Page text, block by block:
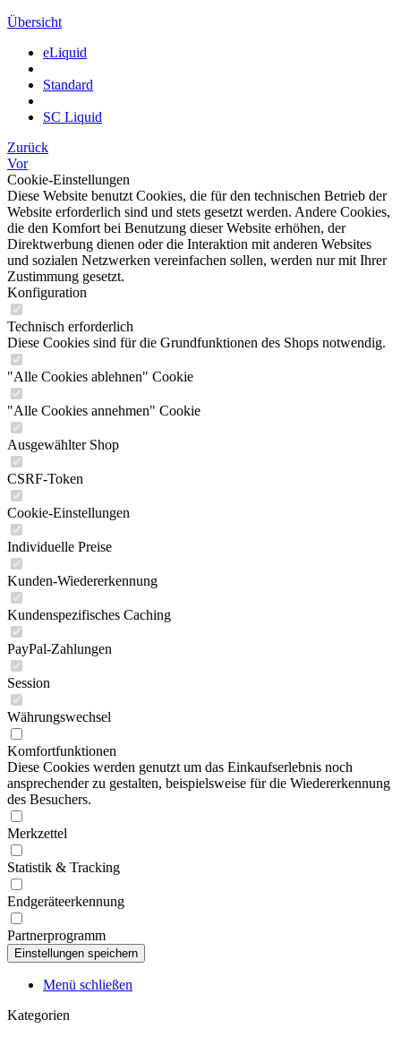
Übersicht
eLiquid
Standard
SC Liquid
Zurück
Vor
Cookie-Einstellungen
Diese Website benutzt Cookies, die für den technischen Betrieb der
Website erforderlich sind und stets gesetzt werden. Andere Cookies,
die den Komfort bei Benutzung dieser Website erhöhen, der
Direktwerbung dienen oder die Interaktion mit anderen Websites
und sozialen Netzwerken vereinfachen sollen, werden nur mit Ihrer
Zustimmung gesetzt.
Konfiguration
Technisch erforderlich
Diese Cookies sind für die Grundfunktionen des Shops notwendig.
"Alle Cookies ablehnen" Cookie
"Alle Cookies annehmen" Cookie
Ausgewählter Shop
CSRF-Token
Cookie-Einstellungen
Individuelle Preise
Kunden-Wiedererkennung
Kundenspezifisches Caching
PayPal-Zahlungen
Session
Währungswechsel
Komfortfunktionen
Diese Cookies werden genutzt um das Einkaufserlebnis noch
ansprechender zu gestalten, beispielsweise für die Wiedererkennung
des Besuchers.
Merkzettel
Statistik & Tracking
Endgeräteerkennung
Partnerprogramm
Menü schließen
Kategorien